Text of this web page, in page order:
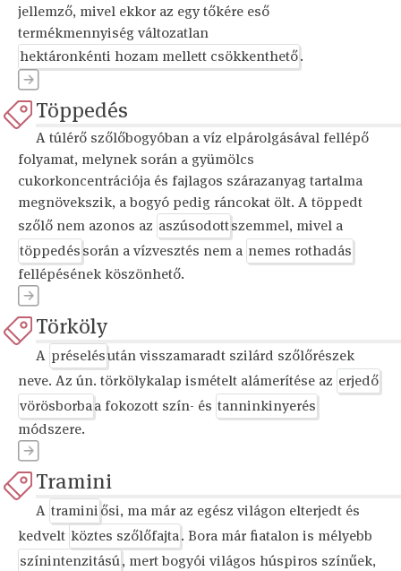
jellemző, mivel ekkor az egy tőkére eső
termékmennyiség változatlan
hektáronkénti hozam mellett csökkenthető.
Töppedés
A túlérő szőlőbogyóban a víz elpárolgásával fellépő
folyamat, melynek során a gyümölcs
cukorkoncentrációja és fajlagos szárazanyag tartalma
megnövekszik, a bogyó pedig ráncokat ölt. A töppedt
szőlő nem azonos az aszúsodottszemmel, mivel a
töppedéssorán a vízvesztés nem a nemes rothadás
fellépésének köszönhető.
Törköly
A préselésután visszamaradt szilárd szőlőrészek
neve. Az ún. törkölykalap ismételt alámerítése az erjedő
vörösborbaa fokozott szín- és tanninkinyerés
módszere.
Tramini
A traminiősi, ma már az egész világon elterjedt és
kedvelt köztes szőlőfajta. Bora már fiatalon is mélyebb
színintenzitású, mert bogyói világos húspiros színűek,